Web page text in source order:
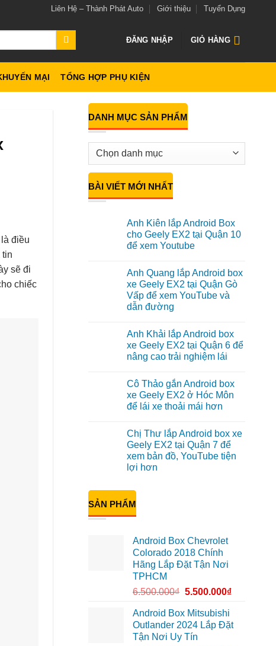
Liên Hệ – Thành Phát Auto Giới thiệu Tuyển Dụng
ĐĂNG NHẬP GIỎ HÀNG
MẠI TỔNG HỢP PHỤ KIỆN
điều
tin
sẽ đi
chiếc
DANH MỤC SẢN PHẨM
BÀI VIẾT MỚI NHẤT
Anh Kiên lắp Android Box
cho Geely EX2 tại Quận 10
để xem Youtube
bình
luận
ở
Anh
Kiên
lắp
cho
Geely
EX2
tại
để
xem
Youtube
Anh Quang lắp Android box
xe Geely EX2 tại Quận Gò
Vấp để xem YouTube và
dẫn đường
bình
luận
ở
Anh
Android
box
xe
Geely
EX2
Gò
Vấp
để
xem
YouTube
và
Anh Khải lắp Android box
xe Geely EX2 tại Quận 6 để
nâng cao trải nghiệm lái
bình
luận
ở
Anh
Android
box
xe
Geely
EX2
tại
để
nâng
cao
trải
Cô Thảo gắn Android box
xe Geely EX2 ở Hóc Môn
để lái xe thoải mái hơn
bình
luận
ở
Cô
Thảo
gắn
Geely
ở
thoải
mái
hơn
Chị Thư lắp Android box xe
Geely EX2 tại Quận 7 để
xem bản đồ, YouTube tiện
lợi hơn
bình
luận
ở
Chị
Android
box
Geely
EX2
Quận
xem
bản
đồ,
YouTube
tiện
SẢN PHẨM
Android Box Chevrolet
Colorado 2018 Chính
Hãng Lắp Đặt Tận Nơi
TPHCM
6.500.000₫ 5.500.000₫
Android Box Mitsubishi
Outlander 2024 Lắp Đặt
Tận Nơi Uy Tín